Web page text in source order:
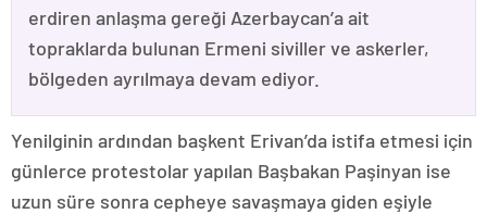
erdiren anlaşma gereği Azerbaycan’a ait
topraklarda bulunan Ermeni siviller ve askerler,
bölgeden ayrılmaya devam ediyor.
Yenilginin ardından başkent Erivan’da istifa etmesi için
günlerce protestolar yapılan Başbakan Paşinyan ise
uzun süre sonra cepheye savaşmaya giden eşiyle